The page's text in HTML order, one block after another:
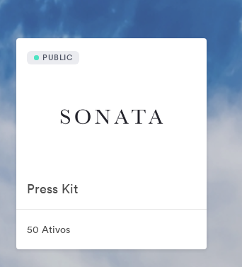
PUBLIC
Press Kit
50 Ativos